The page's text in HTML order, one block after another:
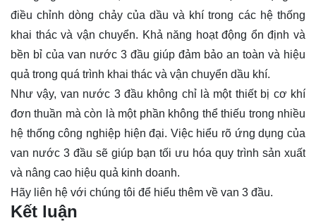
điều chỉnh dòng chảy của dầu và khí trong các hệ thống
khai thác và vận chuyển. Khả năng hoạt động ổn định và
bền bỉ của van nước 3 đầu giúp đảm bảo an toàn và hiệu
quả trong quá trình khai thác và vận chuyển dầu khí.
Như vậy, van nước 3 đầu không chỉ là một thiết bị cơ khí
đơn thuần mà còn là một phần không thể thiếu trong nhiều
hệ thống công nghiệp hiện đại. Việc hiểu rõ ứng dụng của
van nước 3 đầu sẽ giúp bạn tối ưu hóa quy trình sản xuất
và nâng cao hiệu quả kinh doanh.
Hãy liên hệ với chúng tôi để hiểu thêm về van 3 đầu.
Kết luận